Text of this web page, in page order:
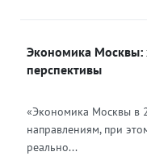
Экономика
перспективы
«Экономика Москвы в
направлениям, при
реально...